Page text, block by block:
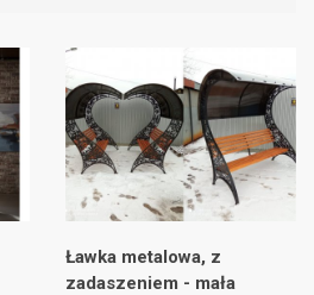
Ławka metalowa, z
zadaszeniem - mała